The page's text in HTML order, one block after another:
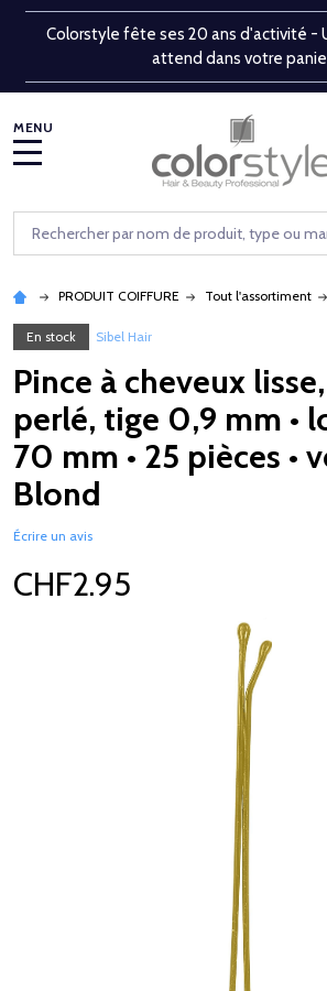
Colorstyle fête ses 20 ans d'activité -
attend dans votre
Rechercher
PRODUIT COIFFURE Tout l'assortiment
En stock Sibel Hair
Pince à cheveux
perlé, tige 0,9 mm •
70 mm • 25 pièces •
Blond
Écrire un avis
CHF2.95